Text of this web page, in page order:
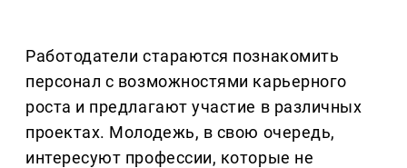
Работодатели стараются познакомить
персонал с возможностями карьерного
роста и предлагают участие в различных
проектах. Молодежь, в свою очередь,
интересуют профессии, которые не